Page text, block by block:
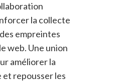
la collecte
empreintes
web. Une union
améliorer la
repousser les